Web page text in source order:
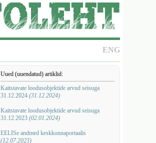
ENG
Uued (uuendatud) artiklid:
Kaitstavate loodusobjektide arvud seisuga
31.12.2024 (31.12.2024)
Kaitstavate loodusobjektide arvud seisuga
31.12.2023 (02.01.2024)
EELISe andmed keskkonnaportaalis
(12.07.2023)